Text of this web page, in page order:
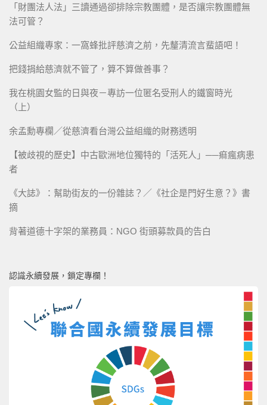
「財團法人法」三讀通過卻排除宗教團體，是否讓宗教團體無
法可管？
公益組織專家：一窩蜂批評慈濟之前，先釐清流言蜚語吧！
把錢捐給慈濟就不管了，算不算做善事？
我在桃園女監的日與夜－專訪一位匿名受刑人的鐵窗時光
（上）
余孟勳專欄／從慈濟看台灣公益組織的財務透明
【被歧視的歷史】中古歐洲地位獨特的「活死人」──痲瘋病患
者
《大誌》：幫助街友的一份雜誌？／《社企是門好生意？》書
摘
背著道德十字架的業務員：NGO 街頭募款員的告白
認識永續發展，鎖定專欄！